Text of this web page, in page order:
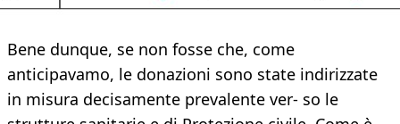
Bene dunque, se non fosse che, come
anticipavamo, le donazioni sono state indirizzate
in misura decisamente prevalente ver- so le